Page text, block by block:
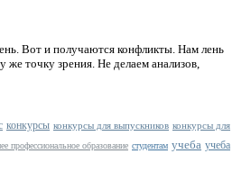
Вот и получаются конфликты. Нам лень
точку зрения. Не делаем анализов,
конкурсы конкурсы для выпускников конкурсы для
профессиональное образование студентам учеба учеба